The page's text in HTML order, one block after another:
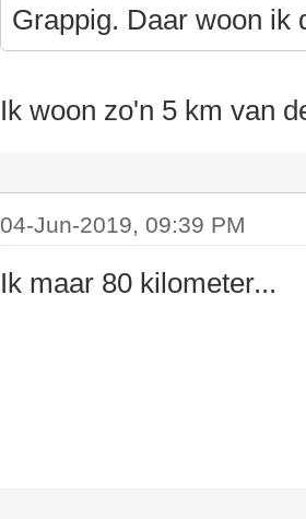
Grappig. Daar woon ik
Ik woon zo'n 5 km van
04-Jun-2019, 09:39 PM
Ik maar 80 kilometer...